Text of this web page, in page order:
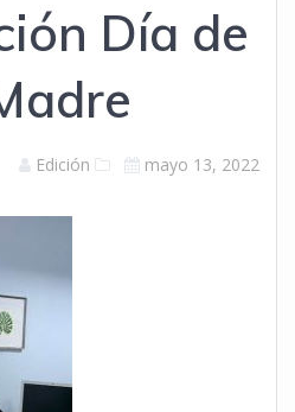
Día de
Edición mayo 13, 2022